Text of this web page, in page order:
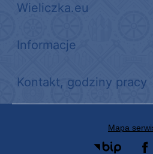
Wieliczka.eu
Informacje
Kontakt, godziny pracy
Mapa